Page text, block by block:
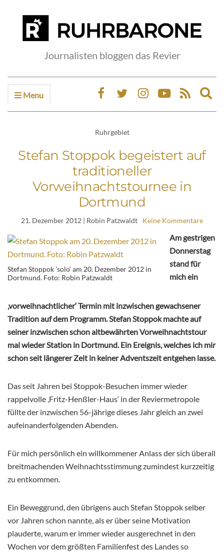
Journalisten bloggen das Revier
Menu
Ruhrgebiet
Stefan Stoppok begeistert auf
traditioneller
Vorweihnachtstournee in
Dortmund
21. Dezember 2012 | Robin Patzwaldt Keine Kommentare
Stefan Stoppok ’solo‘ am 20. Dezember 2012 in
Dortmund. Foto: Robin Patzwaldt
Am gestrigen
Donnerstag
stand für
mich ein
‚vorweihnachtlicher‘ Termin mit inzwischen gewachsener
Tradition auf dem Programm. Stefan Stoppok machte auf
seiner inzwischen schon altbewährten Vorweihnachtstour
mal wieder Station in Dortmund. Ein Ereignis, welches ich mir
schon seit längerer Zeit in keiner Adventszeit entgehen lasse.
Das seit Jahren bei Stoppok-Besuchen immer wieder
rappelvolle ‚Fritz-Henßler-Haus‘ in der Reviermetropole
füllte der inzwischen 56-jährige dieses Jahr gleich an zwei
aufeinanderfolgenden Abenden.
Für mich persönlich ein willkommener Anlass der sich überall
breitmachenden Weihnachtsstimmung zumindest kurzzeitig
zu entkommen.
Ein Beweggrund, den übrigens auch Stefan Stoppok selber
vor Jahren schon nannte, als er über seine Motivation
plauderte, warum er immer wieder ausgerechnet in den
Wochen vor dem größten Familienfest des Landes so